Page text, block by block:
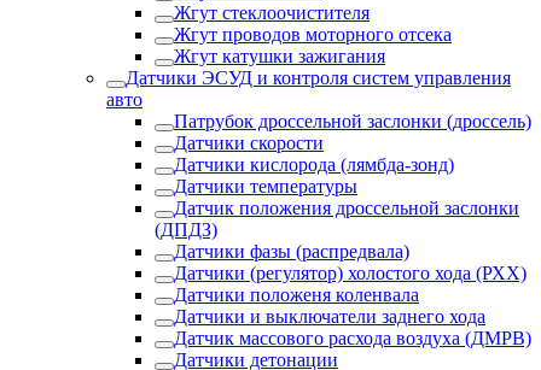
Жгут стеклоочистителя
Жгут проводов моторного отсека
Жгут катушки зажигания
Датчики ЭСУД и контроля систем управления
авто
Патрубок дроссельной заслонки (дроссель)
Датчики скорости
Датчики кислорода (лямбда-зонд)
Датчики температуры
Датчик положения дроссельной заслонки
(ДПДЗ)
Датчики фазы (распредвала)
Датчики (регулятор) холостого хода (РХХ)
Датчики положеня коленвала
Датчики и выключатели заднего хода
Датчик массового расхода воздуха (ДМРВ)
Датчики детонации